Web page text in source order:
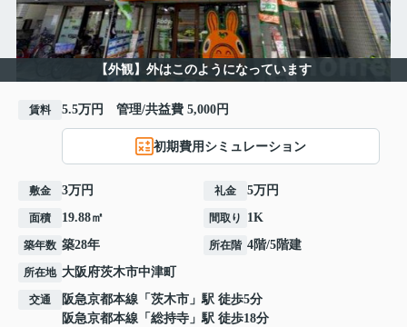
【外観】外はこのようになっています
賃料 5.5万円 管理/共益費 5,000円
初期費用シミュレーション
敷金 3万円 礼金 5万円
面積 19.88㎡ 間取り 1K
築年数 築28年 所在階 4階/5階建
所在地 大阪府茨木市中津町
交通 阪急京都本線 「 茨木市 」駅 徒歩5分
阪急京都本線 「 総持寺 」駅 徒歩18分